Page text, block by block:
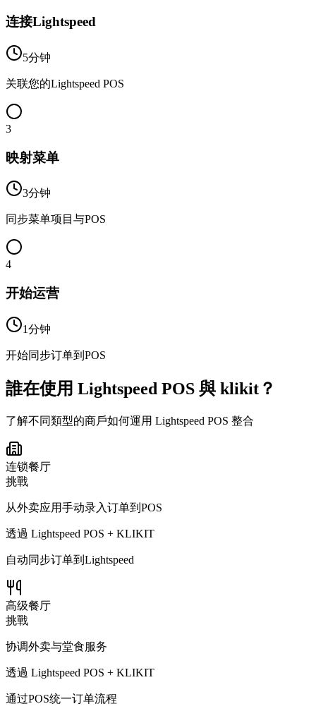
连接Lightspeed
5分钟
关联您的Lightspeed POS
3
映射菜单
3分钟
同步菜单项目与POS
4
开始运营
1分钟
开始同步订单到POS
誰在使用 Lightspeed POS 與 klikit？
了解不同類型的商戶如何運用 Lightspeed POS 整合
连锁餐厅
挑戰
从外卖应用手动录入订单到POS
透過 Lightspeed POS + KLIKIT
自动同步订单到Lightspeed
高级餐厅
挑戰
协调外卖与堂食服务
透過 Lightspeed POS + KLIKIT
通过POS统一订单流程